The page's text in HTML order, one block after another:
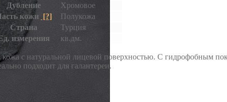
Дубление
Хромовое
кожи [?]
Полукожа
Страна
Турция
измерения
кв.дм.
кожа с натуральной лицевой поверхностью. С гидрофобным
подходит для галантереи.